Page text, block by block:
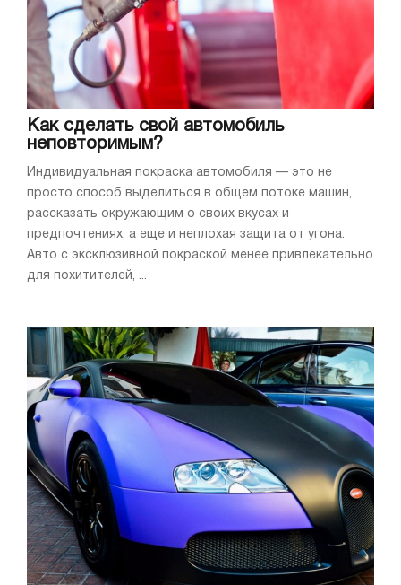
Как сделать свой автомобиль
неповторимым?
Индивидуальная покраска автомобиля — это не
просто способ выделиться в общем потоке машин,
рассказать окружающим о своих вкусах и
предпочтениях, а еще и неплохая защита от угона.
Авто с эксклюзивной покраской менее привлекательно
для похитителей, ...